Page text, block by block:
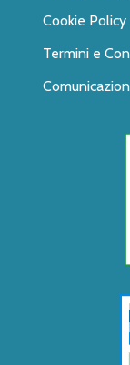
Cookie Policy
Termini e